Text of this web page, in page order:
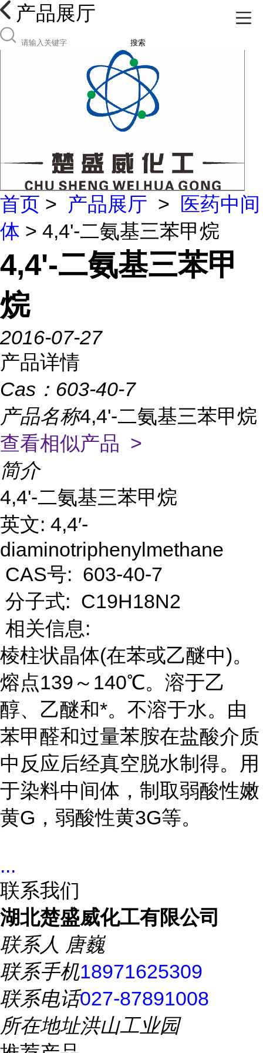
产品展厅
搜索
首页 > 产品展厅 >
医药中间
体 > 4,4'-二氨基三苯甲烷
4,4'-二氨基三苯甲
烷
2016-07-27
产品详情
Cas： 603-40-7
产品名称4,4'-二氨基三苯甲烷
查看相似产品 >
简介
4,4'-二氨基三苯甲烷
英文: 4,4′-
diaminotriphenylmethane
CAS号: 603-40-7
分子式: C19H18N2
相关信息:
棱柱状晶体(在苯或乙醚中)。
熔点139～140℃。溶于乙
醇、乙醚和*。不溶于水。由
苯甲醛和过量苯胺在盐酸介质
中反应后经真空脱水制得。用
于染料中间体，制取弱酸性嫩
黄G，弱酸性黄3G等。
...
联系我们
湖北楚盛威化工有限公司
联系人 唐巍
联系手机18971625309
联系电话027-87891008
所在地址洪山工业园